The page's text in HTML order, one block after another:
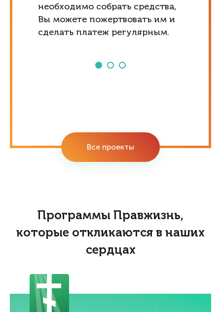
необходимо собрать средства,
Вы можете пожертвовать им и
сделать платеж регулярным.
Все проекты
Программы Правжизнь,
которые откликаются в наших
сердцах